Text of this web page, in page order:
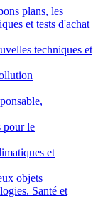
plans, les
et tests d'achat
techniques et
pour le
et
objets
Santé et